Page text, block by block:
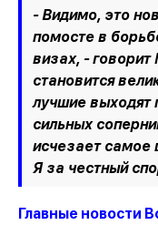
- Видимо, это
помосте в
визах, -
становится
лучшие выходят
сильных
исчезает самое
Я за честный
Главные новости